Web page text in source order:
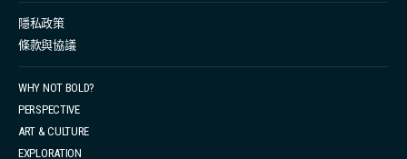
起），著名的《魔戒》作者 J·R·R· Tolkien 甚至是她的導師
之一；二人於1935年春天相識，當時她正在 University
修學業期間，為了讓 Orwell 能夠專心寫作，她毅然輟學，
並於翌年夏天結婚，搬到 Wallington 的一間鄉村小屋
中。即使按照 30 年代的標準，這個地方也非常偏僻，每
隱私政策
條款與協議
WHY NOT BOLD?
PERSPECTIVE
ART & CULTURE
EXPLORATION